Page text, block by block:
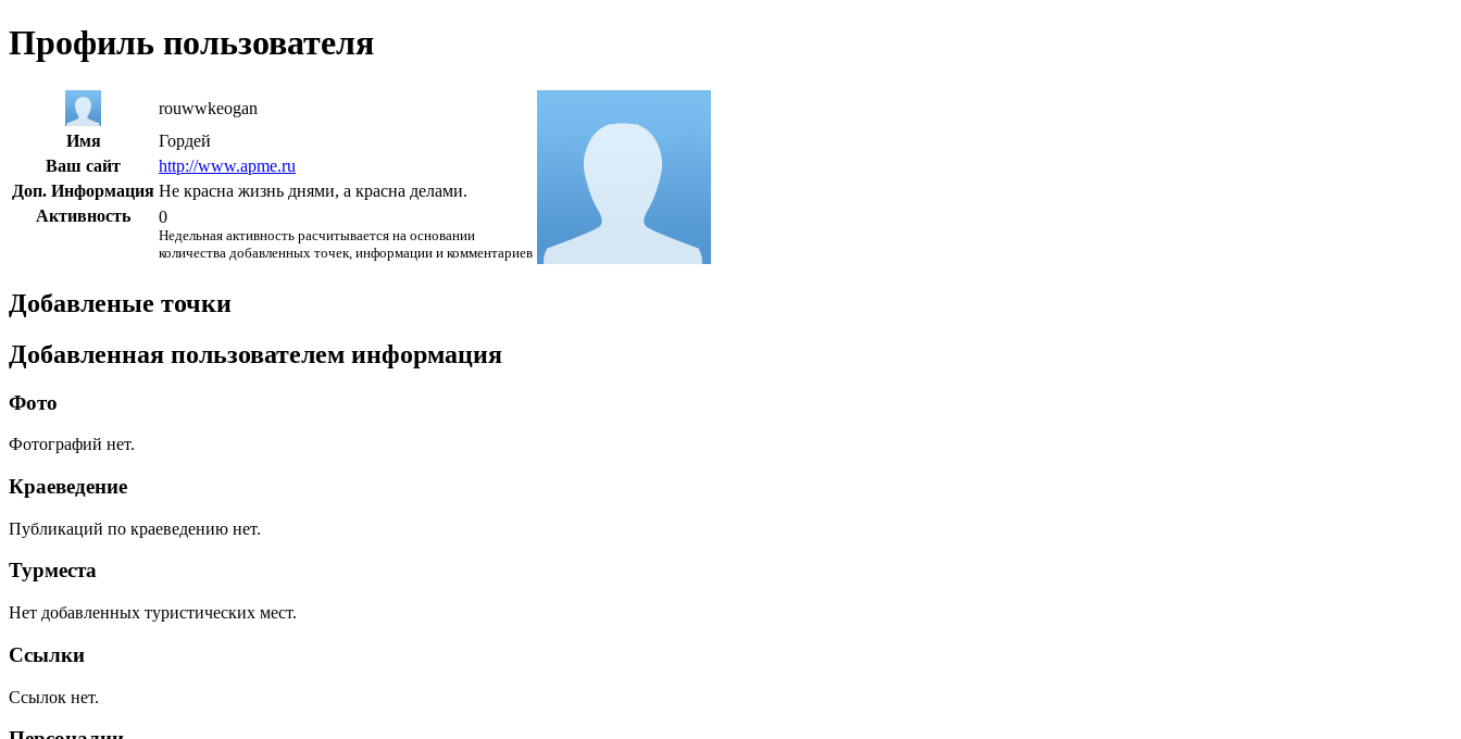
Профиль пользователя
rouwwkeogan
Имя
Гордей
Ваш сайт
http://www.apme.ru
Доп. Информация Не красна жизнь днями, а красна делами.
Активность
0
Недельная активность расчитывается на основании
количества добавленных точек, информации и комментариев
Добавленые точки
Добавленная пользователем информация
Фото
Фотографий нет.
Краеведение
Публикаций по краеведению нет.
Турместа
Нет добавленных туристических мест.
Ссылки
Ссылок нет.